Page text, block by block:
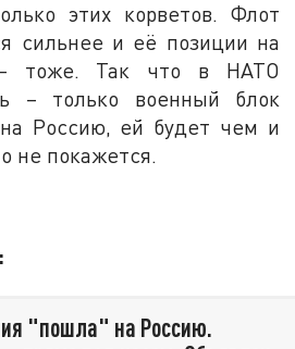
этих корветов. Флот
сильнее и её позиции на
тоже. Так что в НАТО
– только военный блок
Россию, ей будет чем и
не покажется.
"пошла" на Россию.